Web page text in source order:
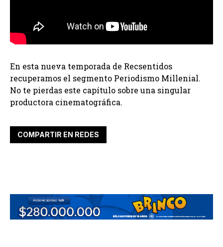
En esta nueva temporada de Recsentidos
recuperamos el segmento Periodismo Millenial.
No te pierdas este capítulo sobre una singular
productora cinematográfica.
COMPARTIR EN REDES